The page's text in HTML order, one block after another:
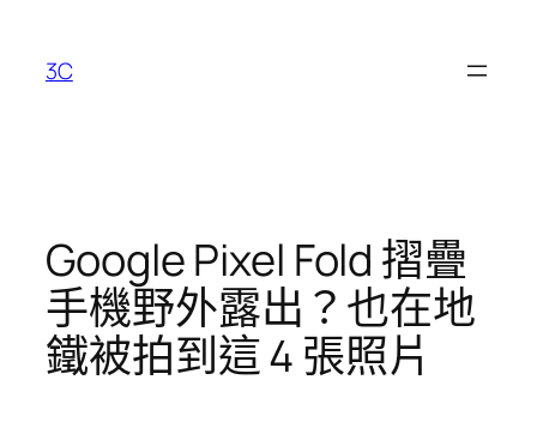
3C
Google Pixel Fold 摺疊
手機野外露出？也在地
鐵被拍到這 4 張照片